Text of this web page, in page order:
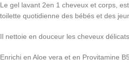
Le gel lavant 2en 1 cheveux et corps,
toilette quotidienne des bébés et des
Il nettoie en douceur les cheveux
Enrichi en Aloe vera et en Provitamine